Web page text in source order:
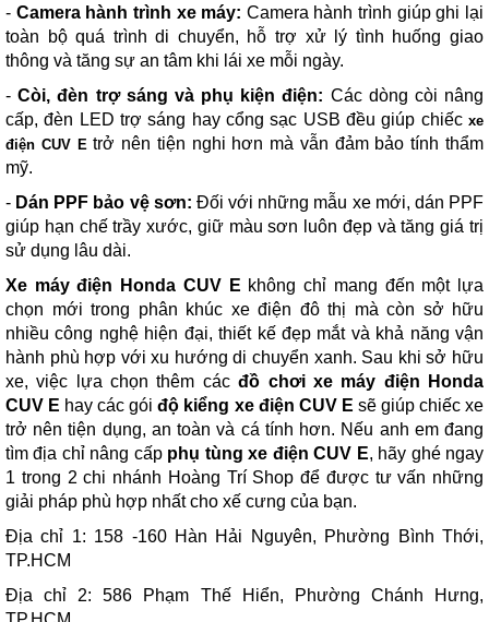
- Camera hành trình xe máy: Camera hành trình giúp ghi lại
toàn bộ quá trình di chuyển, hỗ trợ xử lý tình huống giao
thông và tăng sự an tâm khi lái xe mỗi ngày.
-Còi, đèn trợ sáng và phụ kiện điện: Các dòng còi nâng
cấp, đèn LED trợ sáng hay cổng sạc USB đều giúp chiếc xe
điện CUV E trở nên tiện nghi hơn mà vẫn đảm bảo tính thẩm
mỹ.
- Dán PPF bảo vệ sơn: Đối với những mẫu xe mới, dán PPF
giúp hạn chế trầy xước, giữ màu sơn luôn đẹp và tăng giá trị
sử dụng lâu dài.
Xe máy điện Honda CUV E không chỉ mang đến một lựa
chọn mới trong phân khúc xe điện đô thị mà còn sở hữu
nhiều công nghệ hiện đại, thiết kế đẹp mắt và khả năng vận
hành phù hợp với xu hướng di chuyển xanh. Sau khi sở hữu
xe, việc lựa chọn thêm cácđồ chơi xe máy điện Honda
CUV E hay các góiđộ kiểng xe điện CUV E sẽ giúp chiếc xe
trở nên tiện dụng, an toàn và cá tính hơn. Nếu anh em đang
tìm địa chỉ nâng cấp phụ tùng xe điện CUV E, hãy ghé ngay
1 trong 2 chi nhánh Hoàng Trí Shop để được tư vấn những
giải pháp phù hợp nhất cho xế cưng của bạn.
Địa chỉ 1: 158 -160 Hàn Hải Nguyên, Phường Bình Thới,
TP.HCM
Địa chỉ 2: 586 Phạm Thế Hiển, Phường Chánh Hưng,